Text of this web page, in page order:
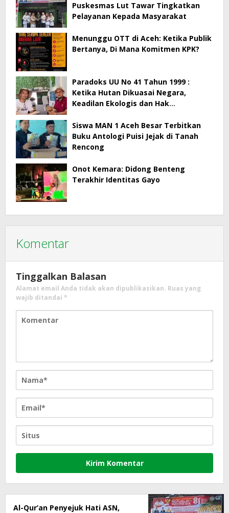
Puskesmas Lut Tawar Tingkatkan
Pelayanan Kepada Masyarakat
Menunggu OTT di Aceh: Ketika Publik
Bertanya, Di Mana Komitmen KPK?
Paradoks UU No 41 Tahun 1999 :
Ketika Hutan Dikuasai Negara,
Keadilan Ekologis dan Hak
Siswa MAN 1 Aceh Besar Terbitkan
Buku Antologi Puisi Jejak di Tanah
Rencong
Onot Kemara: Didong Benteng
Terakhir Identitas Gayo
Komentar
Tinggalkan Balasan
Alamat email Anda tidak akan dipublikasikan. Ruas yang
wajib ditandai *
Al-Qur’an Penyejuk Hati ASN,